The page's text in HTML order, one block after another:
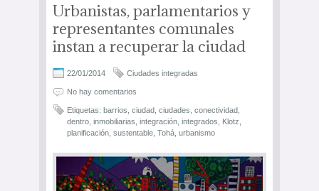
Urbanistas, parlamentarios y
representantes comunales
instan a recuperar la ciudad
22/01/2014 Ciudades integradas
No hay comentarios
Etiquetas: barrios ciudad ciudades conectividad
dentro inmobiliarias integración integrados Klotz
planificación sustentable Tohá urbanismo